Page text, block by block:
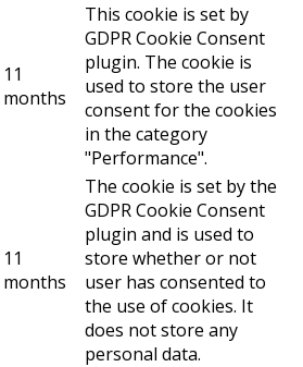
11
months
This cookie is set by
GDPR Cookie Consent
plugin. The cookie is
used to store the user
consent for the cookies
in the category
"Performance".
11
months
The cookie is set by the
GDPR Cookie Consent
plugin and is used to
store whether or not
user has consented to
the use of cookies. It
does not store any
personal data.